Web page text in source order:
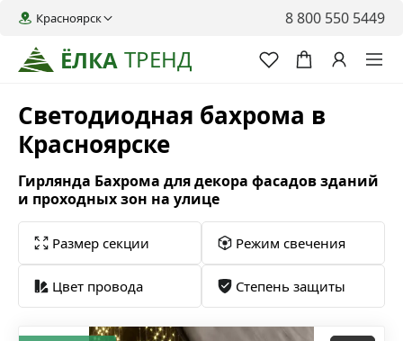
ЁЛКА ТРЕНД
Красноярск 8 800 550 5449
Светодиодная бахрома в
Красноярске
Гирлянда Бахрома для декора фасадов зданий
и проходных зон на улице
Размер секции Режим свечения
Цвет провода Степень защиты